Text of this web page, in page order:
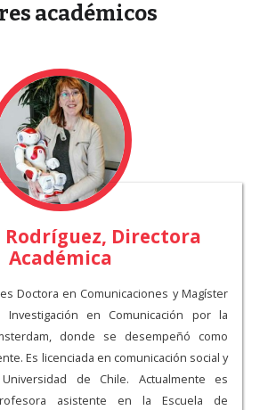
académicos
Rodríguez, Directora
Académica
Doctora en Comunicaciones y Magíster
en Comunicación por la
donde se desempeñó como
Es licenciada en comunicación social y
de Chile. Actualmente es
asistente en la Escuela de